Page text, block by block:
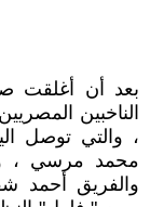
بعد أن أغلقت
الناخبين
، والتي توصل
محمد مرسي ،
والفريق أحمد